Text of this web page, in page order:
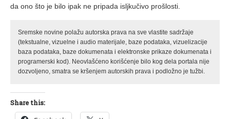
da ono što je bilo ipak ne pripada isljkučivo prošlosti.
Sremske novine polažu autorska prava na sve vlastite sadržaje
(tekstualne, vizuelne i audio materijale, baze podataka, vizuelizacije
baza podataka, baze dokumenata i elektronske prikaze dokumenata i
programerski kod). Neovlašćeno korišćenje bilo kog dela portala nije
dozvoljeno, smatra se kršenjem autorskih prava i podložno je tužbi.
Share this: